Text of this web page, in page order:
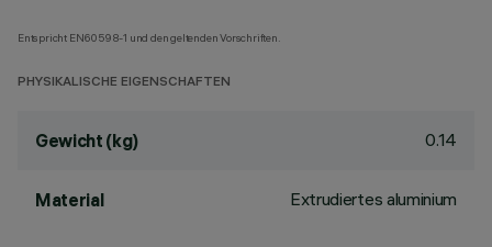
Entspricht EN60598-1 und den geltenden Vorschriften.
PHYSIKALISCHE EIGENSCHAFTEN
Gewicht (kg) 0.14
Material Extrudiertes aluminium